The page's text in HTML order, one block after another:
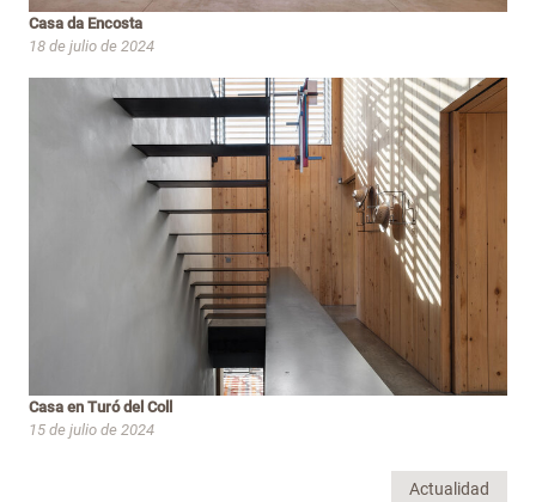
Casa da Encosta
18 de julio de 2024
Casa en Turó del Coll
15 de julio de 2024
Actualidad